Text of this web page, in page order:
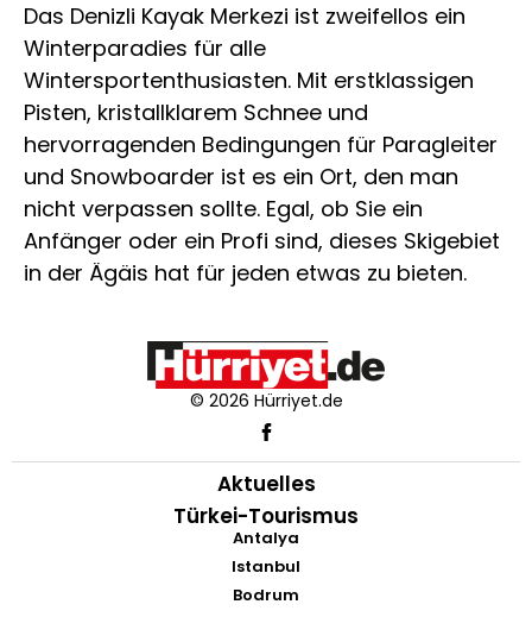
Das Denizli Kayak Merkezi ist zweifellos ein
Winterparadies für alle
Wintersportenthusiasten. Mit erstklassigen
Pisten, kristallklarem Schnee und
hervorragenden Bedingungen für Paragleiter
und Snowboarder ist es ein Ort, den man
nicht verpassen sollte. Egal, ob Sie ein
Anfänger oder ein Profi sind, dieses Skigebiet
in der Ägäis hat für jeden etwas zu bieten.
© 2026 Hürriyet.de
Aktuelles
Türkei-Tourismus
Antalya
Istanbul
Bodrum